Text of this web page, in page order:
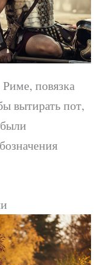
повязка
вытирать пот,